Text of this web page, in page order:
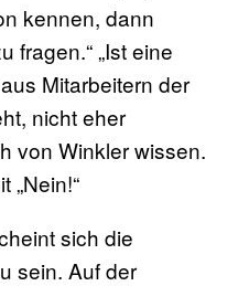
kennen, dann
fragen.“ „Ist eine
Mitarbeitern der
nicht eher
von Winkler wissen.
„Nein!“
sich die
sein. Auf der